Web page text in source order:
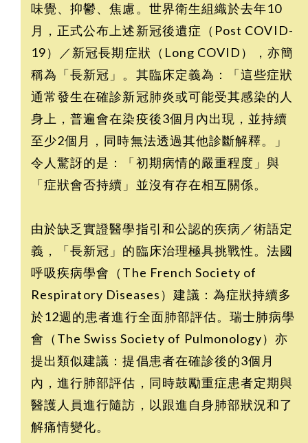
味覺、抑鬱、焦慮。世界衛生組織於去年10
月，正式公布上述新冠後遺症（Post COVID-
19）／新冠長期症狀（Long COVID），亦簡
稱為「長新冠」。其臨床定義為：「這些症狀
通常發生在確診新冠肺炎或可能受其感染的人
身上，普遍會在染疫後3個月內出現，並持續
至少2個月，同時無法透過其他診斷解釋。」
令人驚訝的是：「初期病情的嚴重程度」與
「症狀會否持續」並沒有存在相互關係。
由於缺乏實證醫學指引和公認的疾病／術語定
義，「長新冠」的臨床治理極具挑戰性。法國
呼吸疾病學會（The French Society of
Respiratory Diseases）建議：為症狀持續多
於12週的患者進行全面肺部評估。瑞士肺病學
會（The Swiss Society of Pulmonology）亦
提出類似建議：提倡患者在確診後的3個月
內，進行肺部評估，同時鼓勵重症患者定期與
醫護人員進行隨訪，以跟進自身肺部狀況和了
解痛情變化。